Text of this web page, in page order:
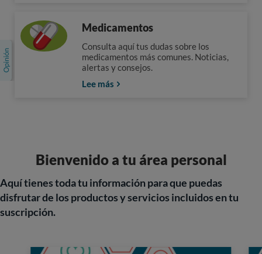
Medicamentos
Consulta aquí tus dudas sobre los
medicamentos más comunes. Noticias,
alertas y consejos.
Lee más
Bienvenido a tu área personal
Aquí tienes toda tu información para que puedas
disfrutar de los productos y servicios incluidos en tu
suscripción.